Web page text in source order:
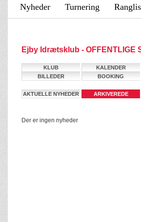
Nyheder Turnering
Ejby Idrætsklub - OFFENTLIGE
KLUB
KALENDER
BILLEDER
BOOKING
AKTUELLE NYHEDER
ARKIVEREDE
Der er ingen nyheder